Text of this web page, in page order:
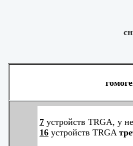
7 устройств TRGA, у
16 устройств TRGA